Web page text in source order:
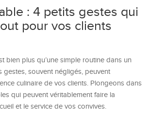
: 4 petits gestes qui
pour vos clients
bien plus qu’une simple routine dans un
gestes, souvent négligés, peuvent
culinaire de vos clients. Plongeons dans
qui peuvent véritablement faire la
et le service de vos convives.